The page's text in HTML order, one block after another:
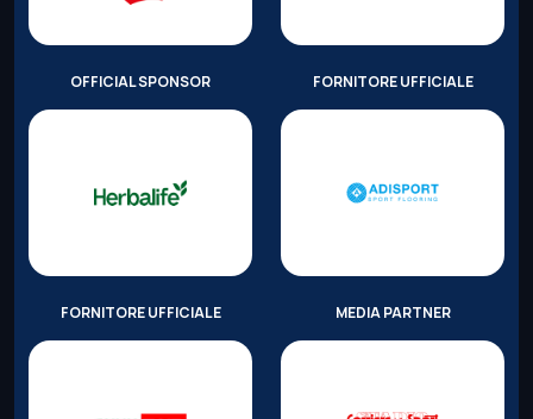
OFFICIAL SPONSOR FORNITORE UFFICIALE
FORNITORE UFFICIALE MEDIA PARTNER